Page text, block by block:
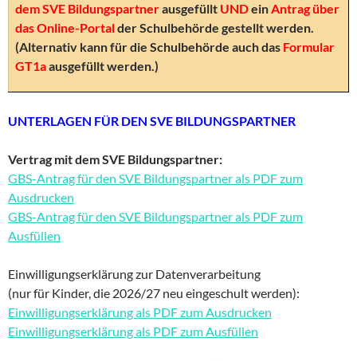
dem SVE Bildungspartnerausgefüllt UNDeinAntrag über
das Online-Portalder Schulbehörde gestellt werden.
(Alternativ kann für die Schulbehörde auch das Formular
GT1aausgefüllt werden.)
UNTERLAGEN FÜR DEN SVE BILDUNGSPARTNER
Vertrag mit dem SVE Bildungspartner:
GBS-Antrag für den SVE Bildungspartner als PDF zum
Ausdrucken
GBS-Antrag für den SVE Bildungspartner als PDF zum
Ausfüllen
Einwilligungserklärung zur Datenverarbeitung
(nur für Kinder, die 2026/27 neu eingeschult werden):
Einwilligungserklärung als PDF zum Ausdrucken
Einwilligungserklärung als PDF zum Ausfüllen